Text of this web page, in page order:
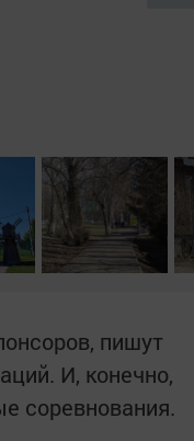
пишут
И, конечно,
соревнования.